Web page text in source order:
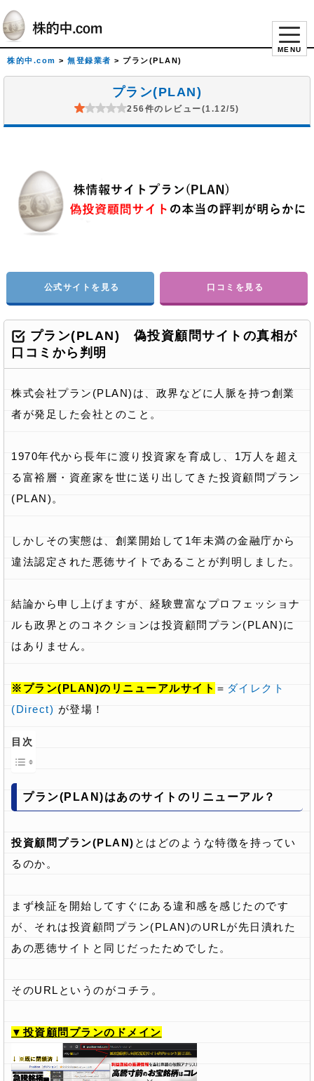
MENU
株的中.com > 無登録業者 > プラン(PLAN)
プラン(PLAN)
256件のレビュー(1.12/5)
公式サイトを見る 口コミを見る
プラン(PLAN) 偽投資顧問サイトの真相が
口コミから判明
株式会社プラン(PLAN)は、政界などに人脈を持つ創業
者が発足した会社とのこと。
1970年代から長年に渡り投資家を育成し、1万人を超え
る富裕層・資産家を世に送り出してきた投資顧問プラン
(PLAN)。
しかしその実態は、創業開始して1年未満の金融庁から
違法認定された悪徳サイトであることが判明しました。
結論から申し上げますが、経験豊富なプロフェッショナ
ルも政界とのコネクションは投資顧問プラン(PLAN)に
はありません。
※プラン(PLAN)のリニューアルサイト ＝ ダイレクト
(Direct) が登場！
目次
プラン(PLAN)はあのサイトのリニューアル？
投資顧問プラン(PLAN) とはどのような特徴を持ってい
るのか。
まず検証を開始してすぐにある違和感を感じたのです
が、それは投資顧問プラン(PLAN)のURLが先日潰れた
あの悪徳サイトと同じだったためでした。
そのURLというのがコチラ。
▼投資顧問プランのドメイン